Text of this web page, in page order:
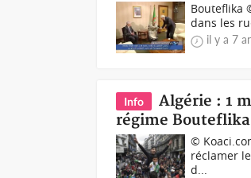
Bouteflika
dans les
il y a 7
Info
Algérie : 1
régime Bouteflika
©
réclamer
d...